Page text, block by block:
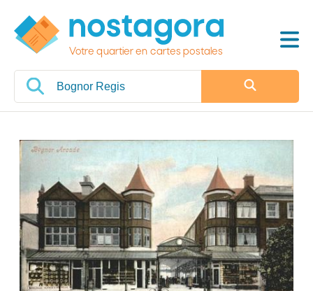
Votre quartier en cartes postales